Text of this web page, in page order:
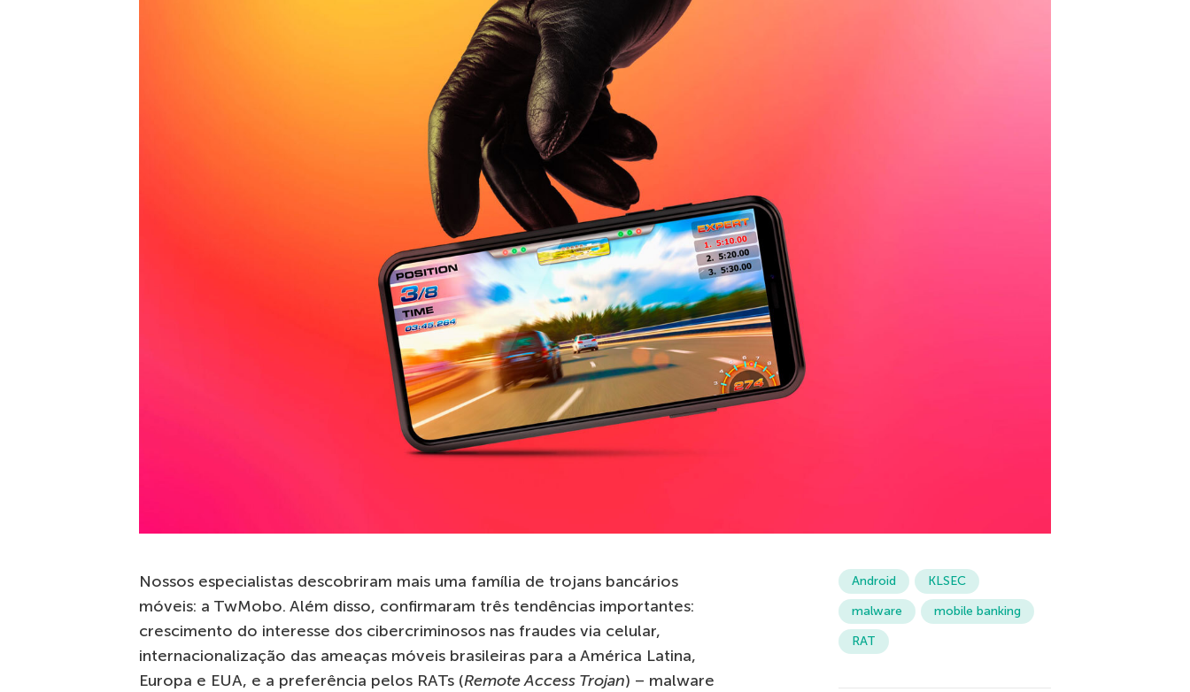
Nossos especialistas descobriram mais uma família de trojans bancários
móveis: a TwMobo. Além disso, confirmaram três tendências importantes:
crescimento do interesse dos cibercriminosos nas fraudes via celular,
internacionalização das ameaças móveis brasileiras para a América Latina,
Europa e EUA, e a preferência pelos RATs (Remote Access Trojan) – malware
Android
KLSEC
malware
mobile banking
RAT